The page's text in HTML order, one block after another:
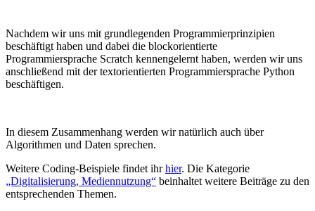
Nachdem wir uns mit grundlegenden Programmierprinzipien
beschäftigt haben und dabei die blockorientierte
Programmiersprache Scratch kennengelernt haben, werden wir uns
anschließend mit der textorientierten Programmiersprache Python
beschäftigen.
In diesem Zusammenhang werden wir natürlich auch über
Algorithmen und Daten sprechen.
Weitere Coding-Beispiele findet ihrhier. Die Kategorie
„Digitalisierung, Mediennutzung“ beinhaltet weitere Beiträge zu den
entsprechenden Themen.